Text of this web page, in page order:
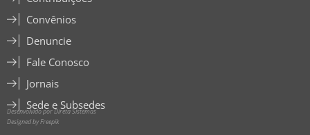
Convênios
Denuncie
Fale Conosco
Jornais
Sede e Subsedes
Desenvolvido por Direta Sistemas
Designed by Freepik